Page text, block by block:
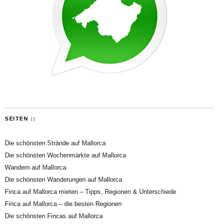
SEITEN ::
Die schönsten Strände auf Mallorca
Die schönsten Wochenmärkte auf Mallorca
Wandern auf Mallorca
Die schönsten Wanderungen auf Mallorca
Finca auf Mallorca mieten – Tipps, Regionen & Unterschiede
Finca auf Mallorca – die besten Regionen
Die schönsten Fincas auf Mallorca